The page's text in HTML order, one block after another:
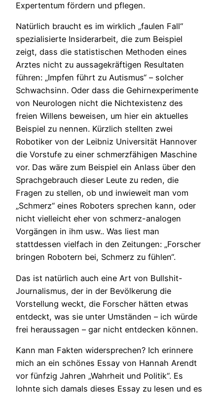
Expertentum fördern und pflegen.
Natürlich braucht es im wirklich „faulen Fall“
spezialisierte Insiderarbeit, die zum Beispiel
zeigt, dass die statistischen Methoden eines
Arztes nicht zu aussagekräftigen Resultaten
führen: „Impfen führt zu Autismus“ – solcher
Schwachsinn. Oder dass die Gehirnexperimente
von Neurologen nicht die Nichtexistenz des
freien Willens beweisen, um hier ein aktuelles
Beispiel zu nennen. Kürzlich stellten zwei
Robotiker von der Leibniz Universität Hannover
die Vorstufe zu einer schmerzfähigen Maschine
vor. Das wäre zum Beispiel ein Anlass über den
Sprachgebrauch dieser Leute zu reden, die
Fragen zu stellen, ob und inwieweit man vom
„Schmerz“ eines Roboters sprechen kann, oder
nicht vielleicht eher von schmerz-analogen
Vorgängen in ihm usw.. Was liest man
stattdessen vielfach in den Zeitungen: „Forscher
bringen Robotern bei, Schmerz zu fühlen“.
Das ist natürlich auch eine Art von Bullshit-
Journalismus, der in der Bevölkerung die
Vorstellung weckt, die Forscher hätten etwas
entdeckt, was sie unter Umständen – ich würde
frei heraussagen – gar nicht entdecken können.
Kann man Fakten widersprechen? Ich erinnere
mich an ein schönes Essay von Hannah Arendt
vor fünfzig Jahren „Wahrheit und Politik“. Es
lohnte sich damals dieses Essay zu lesen und es